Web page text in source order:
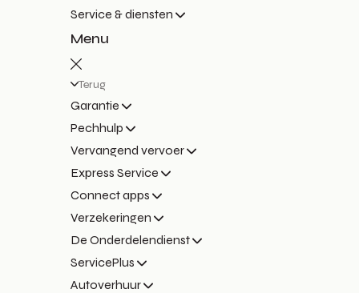
Service & diensten
Menu
Terug
Garantie
Pechhulp
Vervangend vervoer
Express Service
Connect apps
Verzekeringen
De Onderdelendienst
ServicePlus
Autoverhuur